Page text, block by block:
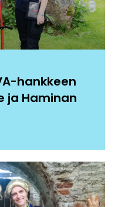
hankkeen
ja Haminan